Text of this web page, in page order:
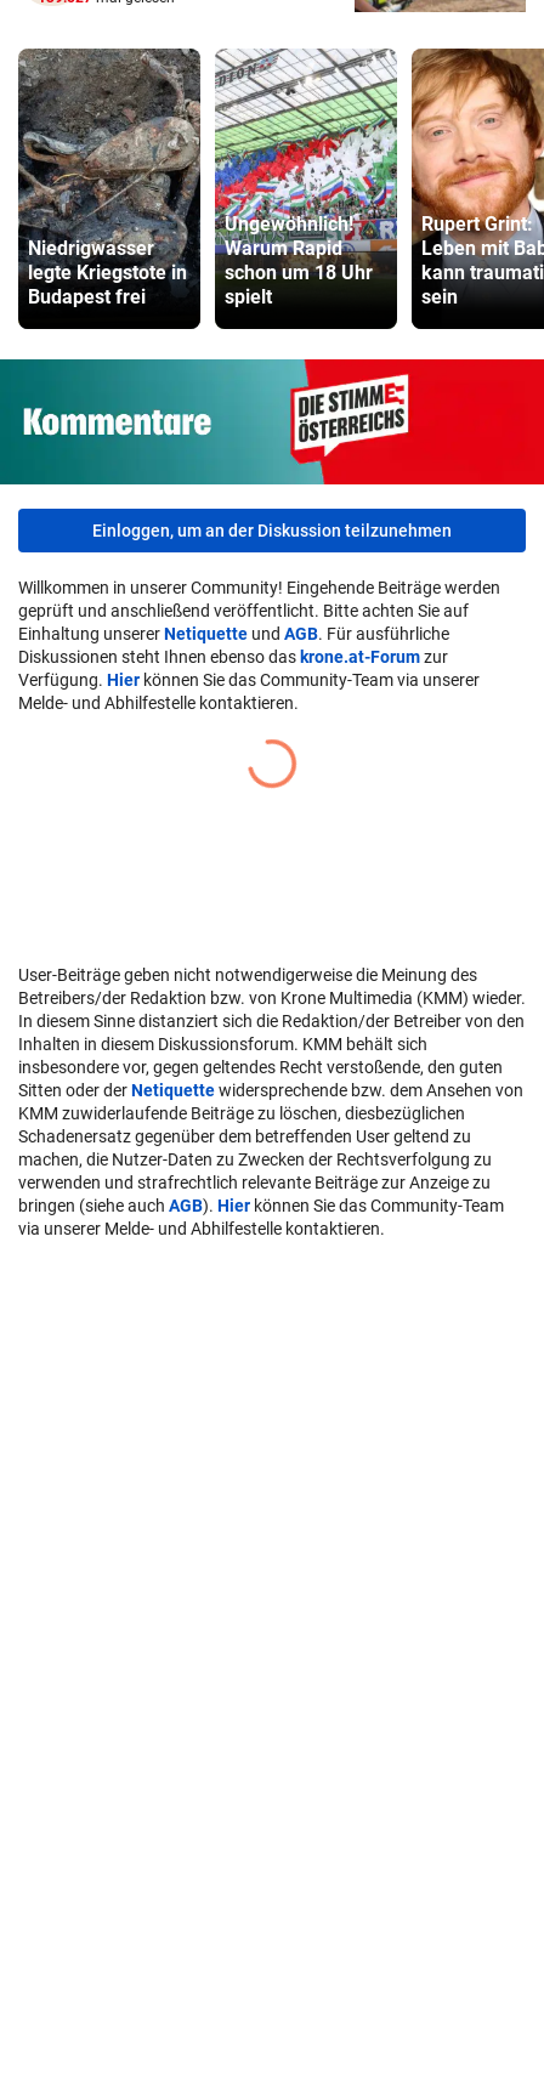
Niedrigwasser
legte Kriegstote in
Budapest frei
Ungewöhnlich!
Warum Rapid
schon um 18 Uhr
spielt
Rupert Grint:
Leben mit
kann
sein
Einloggen, um an der Diskussion teilzunehmen
Willkommen in unserer Community! Eingehende Beiträge werden
geprüft und anschließend veröffentlicht. Bitte achten Sie auf
Einhaltung unsererNetiquette und AGB. Für ausführliche
Diskussionen steht Ihnen ebenso das krone.at-Forumzur
Verfügung. Hier können Sie das Community-Team via unserer
Melde- und Abhilfestelle kontaktieren.
User-Beiträge geben nicht notwendigerweise die Meinung des
Betreibers/der Redaktion bzw. von Krone Multimedia (KMM) wieder.
In diesem Sinne distanziert sich die Redaktion/der Betreiber von den
Inhalten in diesem Diskussionsforum. KMM behält sich
insbesondere vor, gegen geltendes Recht verstoßende, den guten
Sitten oder derNetiquettewidersprechende bzw. dem Ansehen von
KMM zuwiderlaufende Beiträge zu löschen, diesbezüglichen
Schadenersatz gegenüber dem betreffenden User geltend zu
machen, die Nutzer-Daten zu Zwecken der Rechtsverfolgung zu
verwenden und strafrechtlich relevante Beiträge zur Anzeige zu
bringen (siehe auch AGB). Hier können Sie das Community-Team
via unserer Melde- und Abhilfestelle kontaktieren.